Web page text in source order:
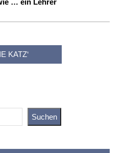
… ein Lehrer
KATZ‘
Suchen